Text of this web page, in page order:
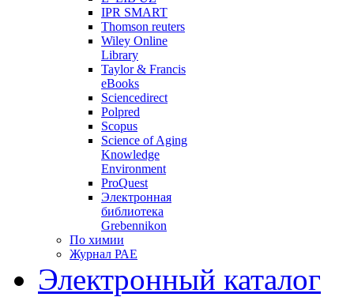
IPR SMART
Thomson reuters
Wiley Online
Library
Taylor & Francis
eBooks
Sciencedirect
Polpred
Scopus
Science of Aging
Knowledge
Environment
ProQuest
Электронная
библиотека
Grebennikon
По химии
Журнал РАЕ
Электронный каталог